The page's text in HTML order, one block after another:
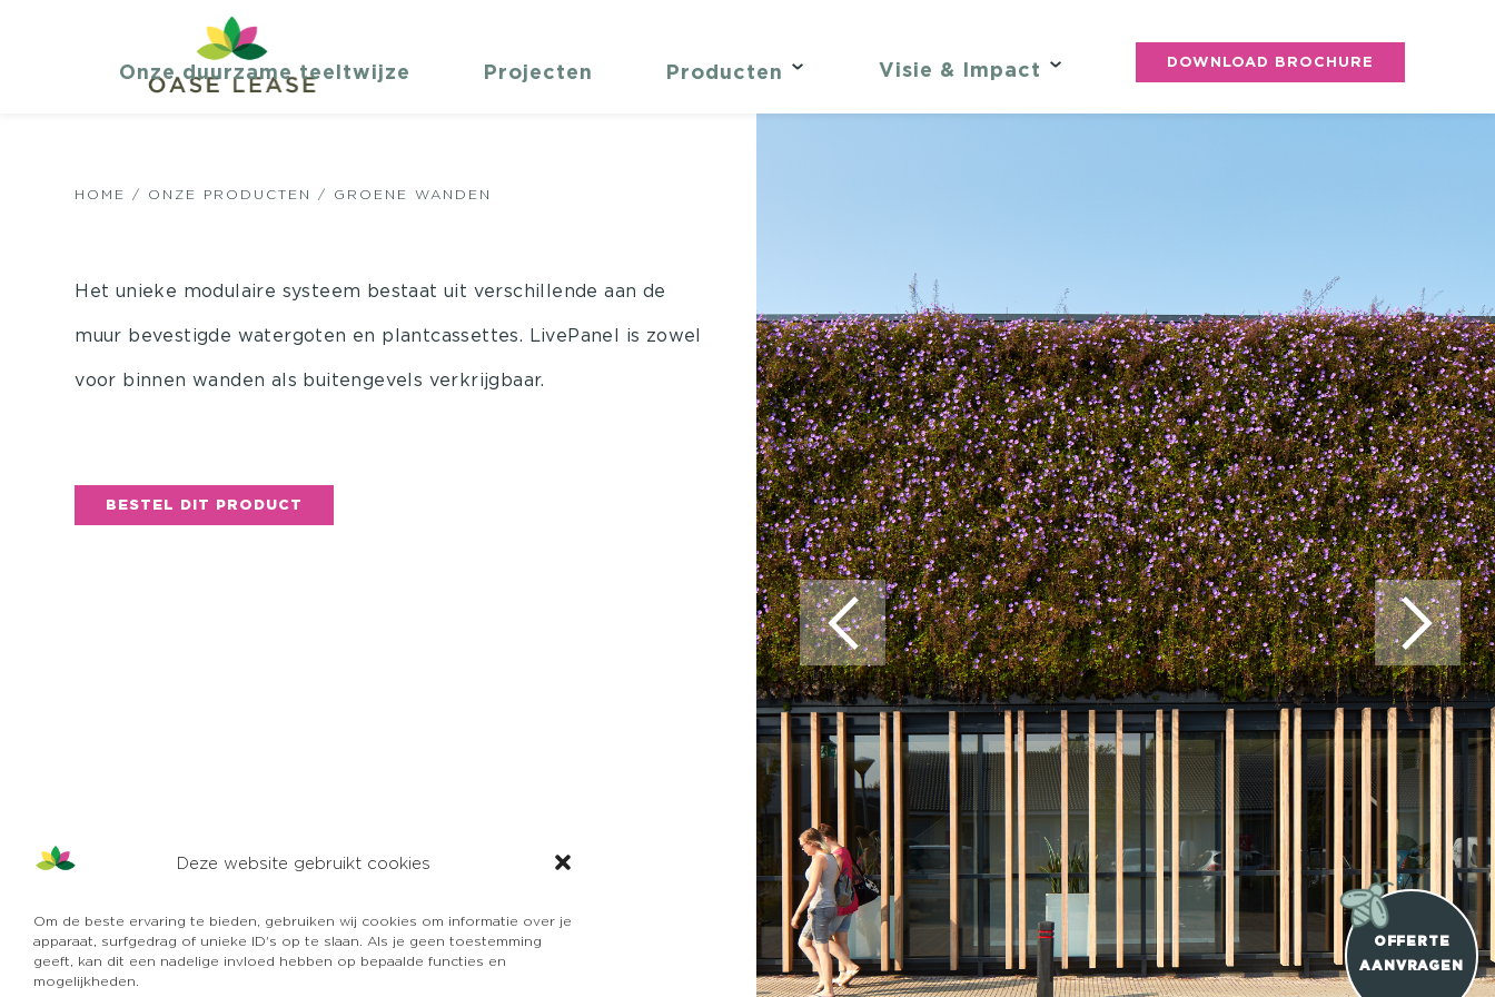
Deze website gebruikt cookies
Om de beste ervaring te bieden, gebruiken wij cookies om informatie over je
apparaat, surfgedrag of unieke ID's op te slaan. Als je geen toestemming
geeft, kan dit een nadelige invloed hebben op bepaalde functies en
mogelijkheden.
OFFERTE
AANVRAGEN
Onze duurzame teeltwijze Projecten Producten Visie & Impact DOWNLOAD BROCHURE
HOME / ONZE PRODUCTEN / GROENE WANDEN
Het unieke modulaire systeem bestaat uit verschillende aan de
muur bevestigde watergoten en plantcassettes. LivePanel is zowel
voor binnen wanden als buitengevels verkrijgbaar.
BESTEL DIT PRODUCT